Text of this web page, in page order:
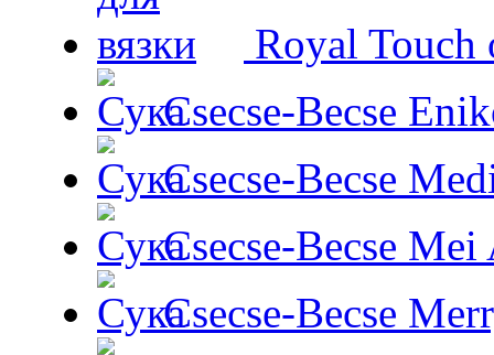
Royal Touch
Csecse-Becse
Csecse-Becse
Csecse-Becse Mei
Csecse-Becse